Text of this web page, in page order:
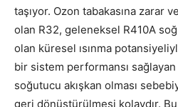
taşıyor. Ozon tabakasına zarar
olan R32, geleneksel R410A
olan küresel ısınma
bir sistem performansı
soğutucu akışkan olması
geri dönüştürülmesi kolaydır.